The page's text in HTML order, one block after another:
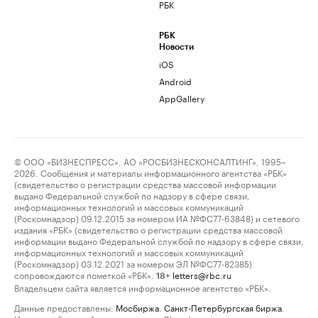
РБК
РБК
Новости
iOS
Android
AppGallery
© ООО «БИЗНЕСПРЕСС», АО «РОСБИЗНЕСКОНСАЛТИНГ», 1995–
2026. Сообщения и материалы информационного агентства «РБК»
(свидетельство о регистрации средства массовой информации
выдано Федеральной службой по надзору в сфере связи,
информационных технологий и массовых коммуникаций
(Роскомнадзор) 09.12.2015 за номером ИА №ФС77-63848) и сетевого
издания «РБК» (свидетельство о регистрации средства массовой
информации выдано Федеральной службой по надзору в сфере связи,
информационных технологий и массовых коммуникаций
(Роскомнадзор) 03.12.2021 за номером ЭЛ №ФС77-82385)
сопровождаются пометкой «РБК».
18+ letters@rbc.ru
Владельцем сайта является информационное агентство «РБК».
Данные предоставлены: Мосбиржа Санкт-Петербургская биржа